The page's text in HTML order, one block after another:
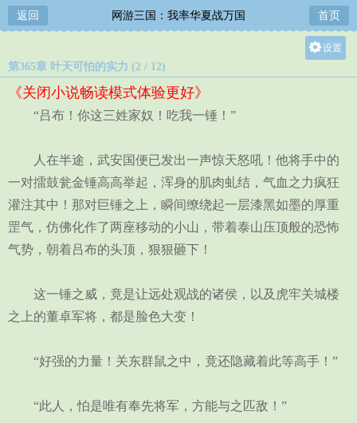
返回 网游三国：我率华夏战万国 首页
设置
第365章 叶天可怕的实力 (2 / 12)
《关闭小说畅读模式体验更好》
“吕布！你这三姓家奴！吃我一锤！”
人在半途，武安国便已发出一声惊天怒吼！他将手中的
一对擂鼓瓮金锤高高举起，浑身的肌肉虬结，气血之力疯狂
灌注其中！那对巨锤之上，瞬间缭绕起一层漆黑如墨的厚重
罡气，仿佛化作了两座移动的小山，带着泰山压顶般的恐怖
气势，朝着吕布的头顶，狠狠砸下！
这一锤之威，竟是让远处观战的诸侯，以及虎牢关城楼
之上的董卓军将，都是脸色大变！
“好强的力量！关东群鼠之中，竟还隐藏着此等高手！”
“此人，怕是唯有奉先将军，方能与之匹敌！”